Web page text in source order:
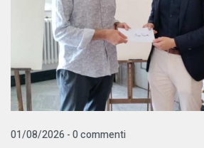
01/08/2026 - 0 commenti